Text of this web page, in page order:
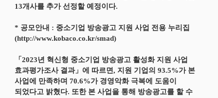
13개사를 추가 선정할 예정이다.
* 공모안내 : 중소기업 방송광고 지원 사업 전용 누리집
(http://www.kobaco.co.kr/smad)
「2023년 혁신형 중소기업 방송광고 활성화 지원 사업
효과평가조사 결과」에 따르면, 지원 기업의 93.5%가 본
사업에 만족하며 70.6%가 경영악화 극복에 도움이
되었다고 밝혔다. 또한 본 사업을 통해 방송광고를 할 수